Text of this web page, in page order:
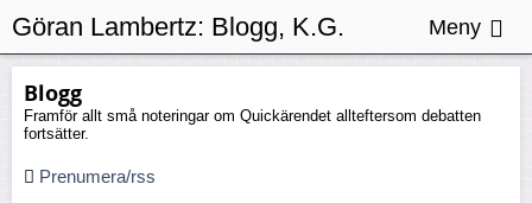
Blogg
Framför allt små noteringar om Quickärendet allteftersom debatten
fortsätter.
Prenumera/rss
Göran Lambertz: Blogg, K.G.
Hammar
Meny